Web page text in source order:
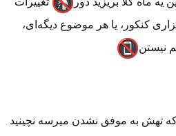
کنکور، یا هر موضوع دیگه‌ای،
نیستن
که تهش به موفق نشدن میرسه نچینید